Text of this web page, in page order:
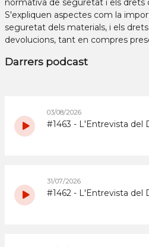
normativa de seguretat i els drets
S'expliquen aspectes com la
seguretat dels materials, i els
devolucions, tant en compres
Darrers podcast
03/08/2026
31/07/2026